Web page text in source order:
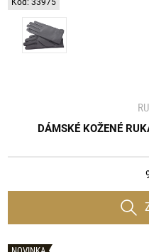
DÁMSKÉ KOŽENÉ